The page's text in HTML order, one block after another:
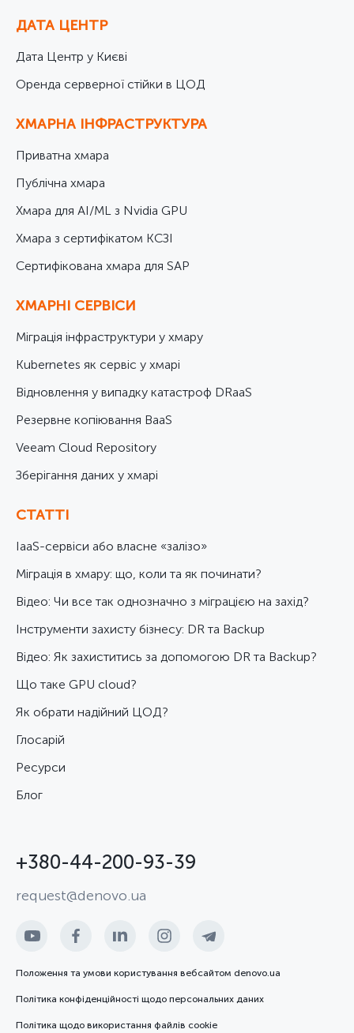
ДАТА ЦЕНТР
Дата Центр у Києві
Оренда серверної стійки в ЦОД
ХМАРНА ІНФРАСТРУКТУРА
Приватна хмара
Публічна хмара
Хмара для AI/ML з Nvidia GPU
Хмара з сертифікатом КСЗІ
Cертифікована хмара для SAP
ХМАРНІ СЕРВІСИ
Міграція інфраструктури у хмару
Kubernetes як сервіс у хмарі
Відновлення у випадку катастроф DRaaS
Резервне копіювання BaaS
Veeam Cloud Repository
Зберігання даних у хмарі
СТАТТІ
IaaS-сервіси або власне «залізо»
Міграція в хмару: що, коли та як починати?
Відео: Чи все так однозначно з міграцією на захід?
Інструменти захисту бізнесу: DR та Backup
Відео: Як захиститись за допомогою DR та Backup?
Що таке GPU cloud?
Як обрати надійний ЦОД?
Глосарій
Ресурси
Блог
+380-44-200-93-39
request@denovo.ua
Положення та умови користування вебсайтом denovo.ua
Політика конфіденційності щодо персональних даних
Політика щодо використання файлів cookie